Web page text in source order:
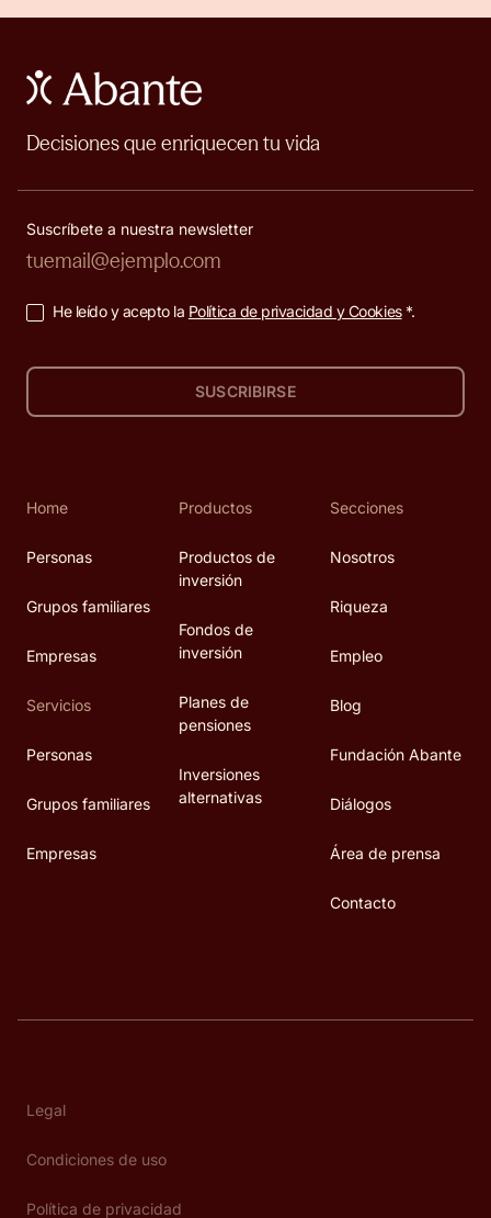
Decisiones que enriquecen tu vida
Suscríbete a nuestra newsletter
He leído y acepto la Política de privacidad y Cookies*.
SUSCRIBIRSE
Home
Personas
Grupos familiares
Empresas
Servicios
Personas
Grupos familiares
Empresas
Productos
Productos de
inversión
Fondos de
inversión
Planes de
pensiones
Inversiones
alternativas
Secciones
Nosotros
Riqueza
Empleo
Blog
Fundación Abante
Diálogos
Área de prensa
Contacto
Legal
Condiciones de uso
Política de privacidad